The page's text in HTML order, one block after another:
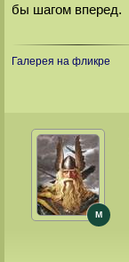
бы шагом вперед.
Галерея на фликре
M